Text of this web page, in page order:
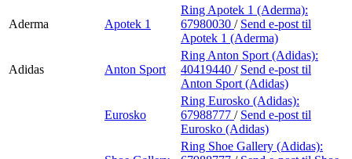
Aderma Apotek 1
Ring Apotek 1 (Aderma):
67980030 / Send e-post til
Apotek 1 (Aderma)
Adidas Anton Sport
Ring Anton Sport (Adidas):
40419440 / Send e-post til
Anton Sport (Adidas)
Eurosko
Ring Eurosko (Adidas):
67988777 / Send e-post til
Eurosko (Adidas)
Ring Shoe Gallery (Adidas):